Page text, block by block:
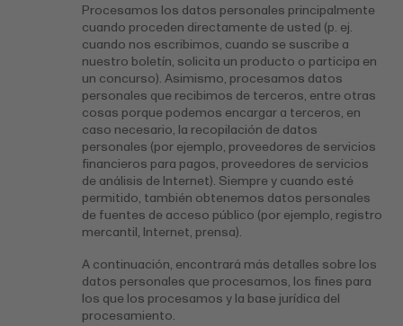
Procesamos los datos personales principalmente
cuando proceden directamente de usted (p. ej.
cuando nos escribimos, cuando se suscribe a
nuestro boletín, solicita un producto o participa en
un concurso). Asimismo, procesamos datos
personales que recibimos de terceros, entre otras
cosas porque podemos encargar a terceros, en
caso necesario, la recopilación de datos
personales (por ejemplo, proveedores de servicios
financieros para pagos, proveedores de servicios
de análisis de Internet). Siempre y cuando esté
permitido, también obtenemos datos personales
de fuentes de acceso público (por ejemplo, registro
mercantil, Internet, prensa).
A continuación, encontrará más detalles sobre los
datos personales que procesamos, los fines para
los que los procesamos y la base jurídica del
procesamiento.